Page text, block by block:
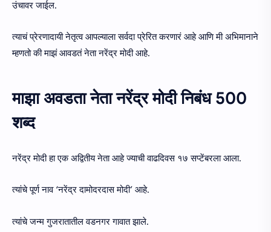
उंचावर जाईल.
त्याचं प्रेरणादायी नेतृत्व आपल्याला सर्वदा प्रेरित करणारं आहे आणि मी अभिमानाने
म्हणतो की माझं आवडतं नेता नरेंद्र मोदी आहे.
माझा अवडता नेता नरेंद्र मोदी निबंध 500
शब्द
नरेंद्र मोदी हा एक अद्वितीय नेता आहे ज्याची वाढदिवस १७ सप्टेंबरला आला.
त्यांचे पूर्ण नाव ‘नरेंद्र दामोदरदास मोदी’ आहे.
त्यांचे जन्म गुजरातातील वडनगर गावात झाले.